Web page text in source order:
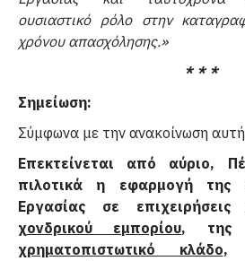
ουσιαστικό ρόλο στην
χρόνου απασχόλησης.»
* * *
Σημείωση:
Σύμφωνα με την ανακοίνωση
Επεκτείνεται από αύριο,
πιλοτικά η εφαρμογή της
Εργασίας σε
χονδρικού εμπορίου, της
χρηματοπιστωτικό κλάδο,